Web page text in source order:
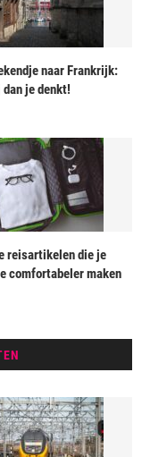
naar Frankrijk:
je denkt!
reisartikelen die je
comfortabeler maken